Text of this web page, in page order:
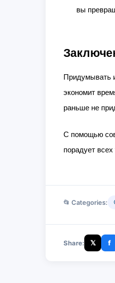
вы
Придумывать
экономит
раньше не
С помощью
порадует
📂 Categories:
Share: 𝕏 f